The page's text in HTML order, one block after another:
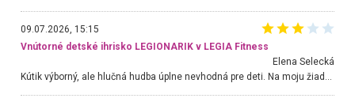
09.07.2026, 15:15
Vnútorné detské ihrisko LEGIONARIK v LEGIA Fitness
Elena Selecká